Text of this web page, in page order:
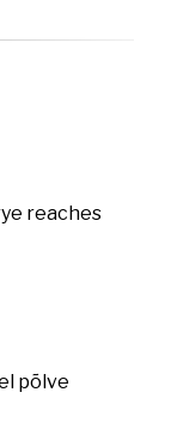
reaches
põlve